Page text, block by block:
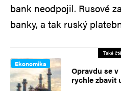
bank neodpojil. Rusové
banky, a tak ruský
Také
Ekonomika
Opravdu se
rychle zbavit